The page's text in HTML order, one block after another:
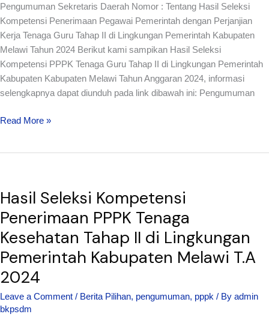
Pengumuman Sekretaris Daerah Nomor : Tentang Hasil Seleksi
Kompetensi Penerimaan Pegawai Pemerintah dengan Perjanjian
Kerja Tenaga Guru Tahap II di Lingkungan Pemerintah Kabupaten
Melawi Tahun 2024 Berikut kami sampikan Hasil Seleksi
Kompetensi PPPK Tenaga Guru Tahap II di Lingkungan Pemerintah
Kabupaten Kabupaten Melawi Tahun Anggaran 2024, informasi
selengkapnya dapat diunduh pada link dibawah ini: Pengumuman
Read More »
Hasil Seleksi Kompetensi
Penerimaan PPPK Tenaga
Kesehatan Tahap II di Lingkungan
Pemerintah Kabupaten Melawi T.A
2024
Leave a Comment / Berita Pilihan, pengumuman, pppk / By admin
bkpsdm
Seleksi
Kompetensi
Penerimaan
PPPK
Tenaga
Tahap
II
di